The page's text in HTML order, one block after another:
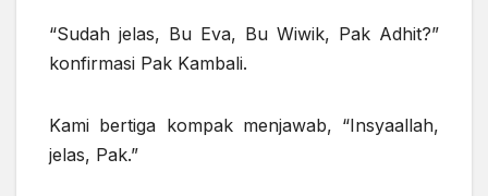
“Sudah jelas, Bu Eva, Bu Wiwik, Pak Adhit?”
konfirmasi Pak Kambali.
Kami bertiga kompak menjawab, “Insyaallah,
jelas, Pak.”